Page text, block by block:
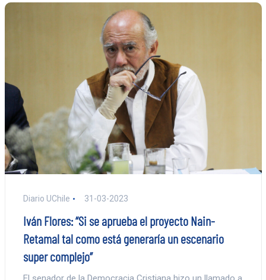
Diario UChile 31-03-2023
Iván Flores: “Si se aprueba el proyecto Nain-
Retamal tal como está generaría un escenario
super complejo”